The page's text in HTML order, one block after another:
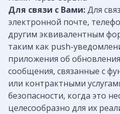
Для связи с Вами:Для
электронной почте,
другим эквивалентным
таким как push-
приложения об
сообщения, связанные с
или контрактными
безопасности, когда это
целесообразно для их